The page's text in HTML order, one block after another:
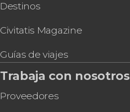
Destinos
Civitatis Magazine
Guías de viajes
Trabaja con nosotros
Proveedores